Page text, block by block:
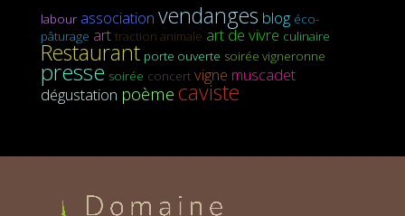
labour association vendanges blog éco-
pâturage art traction animale art de vivre culinaire
Restaurant porte ouverte soirée vigneronne
presse soirée concert vigne muscadet
dégustation poème caviste